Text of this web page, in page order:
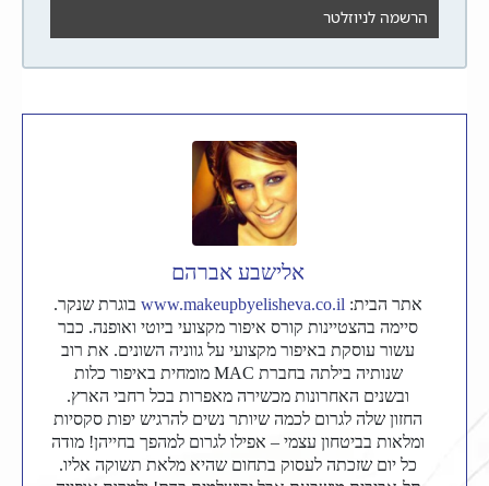
אלישבע אברהם
אתר הבית: www.makeupbyelisheva.co.il בוגרת שנקר.
סיימה בהצטיינות קורס איפור מקצועי ביוטי ואופנה. כבר
עשור עוסקת באיפור מקצועי על גווניה השונים. את רוב
שנותיה בילתה בחברת MAC מומחית באיפור כלות
ובשנים האחרונות מכשירה מאפרות בכל רחבי הארץ.
החזון שלה לגרום לכמה שיותר נשים להרגיש יפות סקסיות
ומלאות בביטחון עצמי – אפילו לגרום למהפך בחייהן! מודה
כל יום שזכתה לעסוק בתחום שהיא מלאת תשוקה אליו.